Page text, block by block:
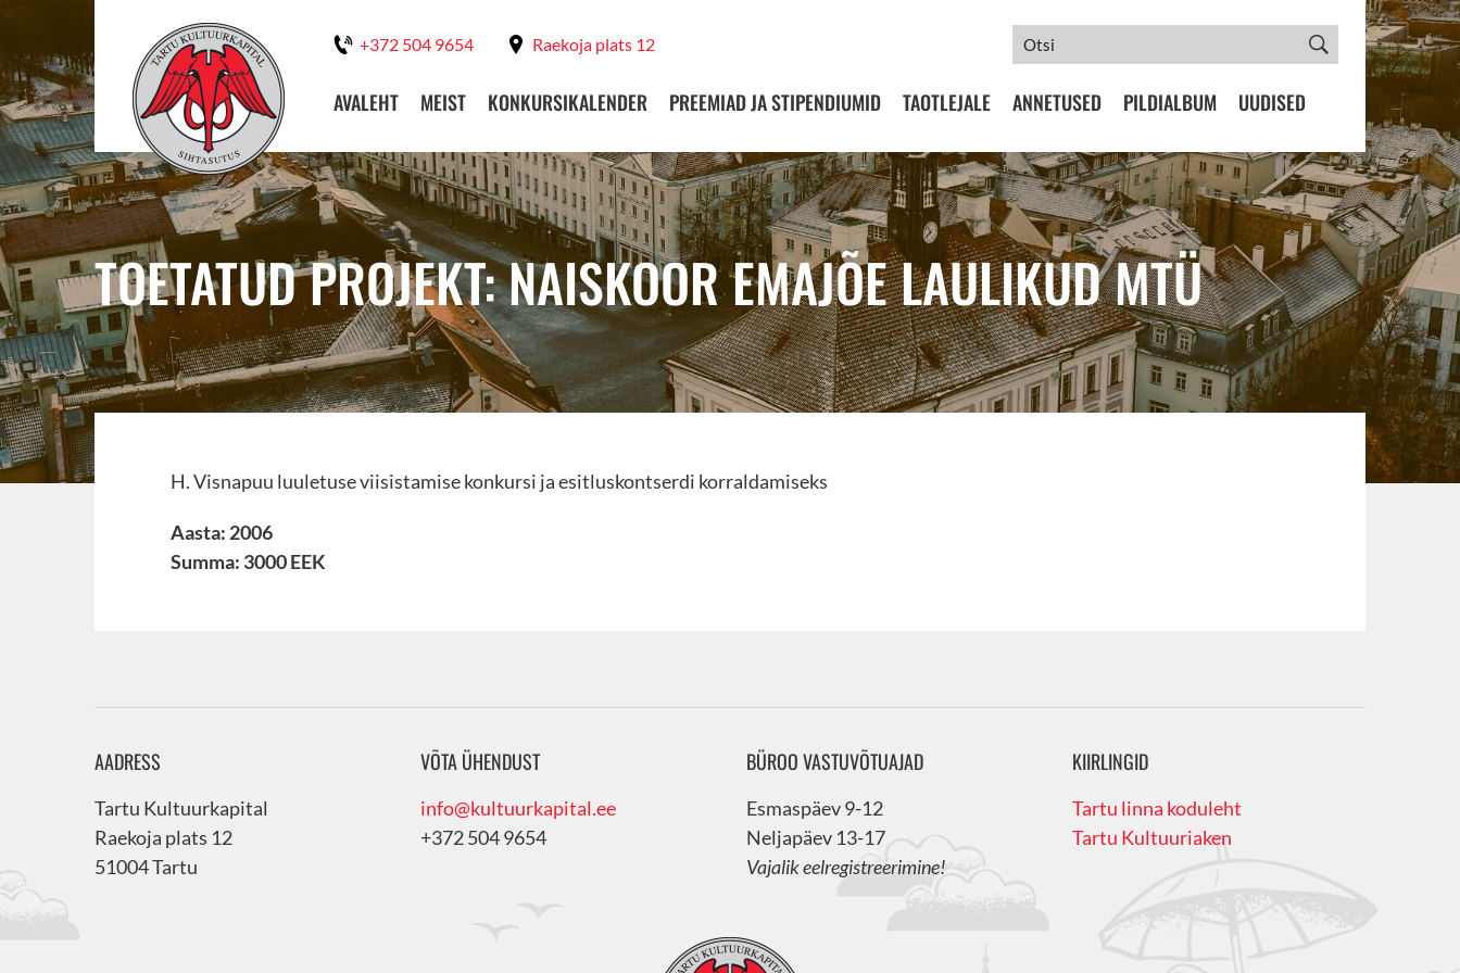
+372 504 9654 Raekoja plats 12
AVALEHT MEIST KONKURSIKALENDER PREEMIAD JA STIPENDIUMID TAOTLEJALE ANNETUSED PILDIALBUM UUDISED
TOETATUD PROJEKT: NAISKOOR EMAJÕE LAULIKUD MTÜ
H. Visnapuu luuletuse viisistamise konkursi ja esitluskontserdi korraldamiseks
Aasta: 2006
Summa: 3000 EEK
AADRESS
Tartu Kultuurkapital
Raekoja plats 12
51004 Tartu
VÕTA ÜHENDUST
info@kultuurkapital.ee
+372 504 9654
BÜROO VASTUVÕTUAJAD
Esmaspäev 9-12
Neljapäev 13-17
Vajalik eelregistreerimine!
KIIRLINGID
Tartu linna koduleht
Tartu Kultuuriaken